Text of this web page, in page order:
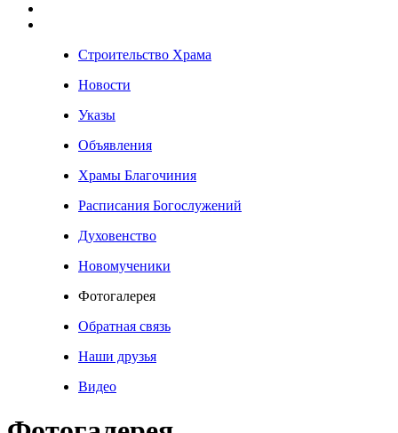
Строительство Храма
Новости
Указы
Объявления
Храмы Благочиния
Расписания Богослужений
Духовенство
Новомученики
Фотогалерея
Обратная связь
Наши друзья
Видео